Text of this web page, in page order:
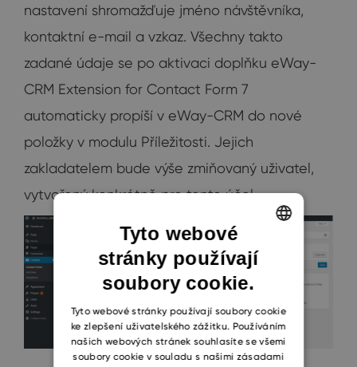
nastavení shromažďuje jméno návštěvníka,
kontaktní e-mail a vzkaz. Všechny takto
zadané údaje se po aktivaci doplňku eWay-
CRM Extension for Contact Form 7
automaticky propíší v eWay-CRM do nové
položky v modulu Příležitosti. Jejich
zakladatelem bude výše zmiňovaný uživatel,
vytvořený konkrétně pro tento účel.
ENGLISH
CZECH
SLOVAK
Tyto webové
stránky používají
soubory cookie.
Tyto webové stránky používají soubory cookie
ke zlepšení uživatelského zážitku. Používáním
našich webových stránek souhlasíte se všemi
soubory cookie v souladu s našimi zásadami